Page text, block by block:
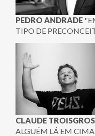
PEDRO ANDRADE
TIPO DE
CLAUDE TROISGROS
ALGUÉM LÁ EM